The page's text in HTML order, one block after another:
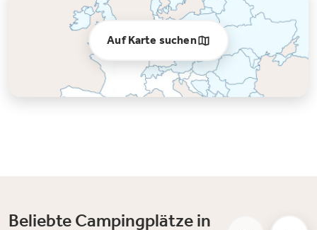
Auf Karte suchen
Beliebte Campingplätze in